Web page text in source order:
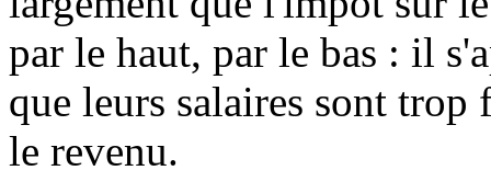
par le haut, par le bas : il
que leurs salaires sont
le revenu.